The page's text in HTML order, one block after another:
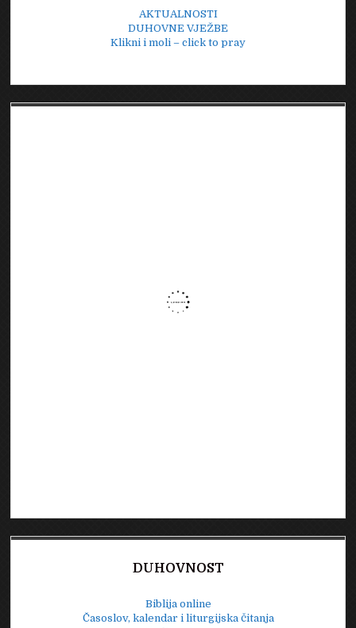
AKTUALNOSTI
DUHOVNE VJEŽBE
Klikni i moli – click to pray
DUHOVNOST
Biblija online
Časoslov, kalendar i liturgijska čitanja